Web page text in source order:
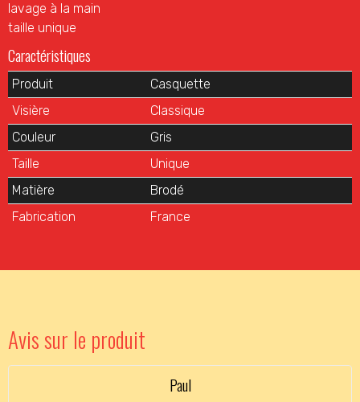
lavage à la main
taille unique
Caractéristiques
Produit
Casquette
Visière
Classique
Couleur
Gris
Taille
Unique
Matière
Brodé
Fabrication
France
Avis sur le produit
Paul